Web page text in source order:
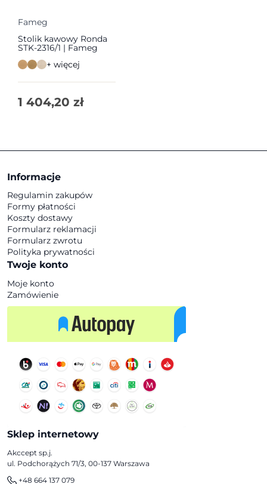
Fameg
Stolik kawowy Ronda
STK-2316/1 | Fameg
+ więcej
1 404,20 zł
Informacje
Regulamin zakupów
Formy płatności
Koszty dostawy
Formularz reklamacji
Formularz zwrotu
Polityka prywatności
Twoje konto
Moje konto
Zamówienie
Sklep internetowy
Akccept sp.j.
ul. Podchorążych 71/3, 00-137 Warszawa
+48 664 137 079